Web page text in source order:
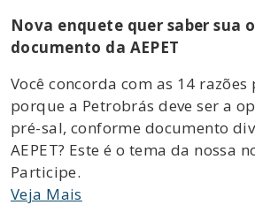
Nova enquete quer saber sua
documento da AEPET
Você concorda com as 14
porque a Petrobrás deve ser a
pré-sal, conforme documento
AEPET? Este é o tema da nossa
Participe.
Veja Mais